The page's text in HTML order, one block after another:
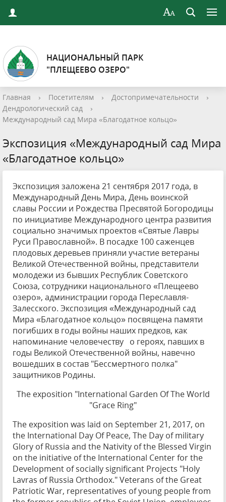
НАЦИОНАЛЬНЫЙ ПАРК
"ПЛЕЩЕЕВО ОЗЕРО"
Главная › Посетителям › Достопримечательности
›
Дендрологический сад
›
Международный сад Мира «Благодатное кольцо»
Экспозиция «Международный сад Мира
«Благодатное кольцо»
Экспозиция заложена 21 сентября 2017 года, в
Международный День Мира, День воинской
славы России и Рождества Пресвятой Богородицы
по инициативе Международного центра развития
социально значимых проектов «Святые Лавры
Руси Православной». В посадке 100 саженцев
плодовых деревьев приняли участие ветераны
Великой Отечественной войны, представители
молодежи из бывших Республик Советского
Союза, сотрудники национального «Плещеево
озеро», администрации города Переславля-
Залесского. Экспозиция «Международный сад
Мира «Благодатное кольцо» посвящена памяти
погибших в годы войны наших предков, как
напоминание человечеству о героях, павших в
годы Великой Отечественной войны, навечно
вошедших в состав "Бессмертного полка"
защитников Родины.
The exposition "International Garden Of The World
"Grace Ring"
The exposition was laid on September 21, 2017, on
the International Day Of Peace, The Day of military
Glory of Russia and the Nativity of the Blessed Virgin
on the initiative of the International Center for the
Development of socially significant Projects "Holy
Lavras of Russia Orthodox." Veterans of the Great
Patriotic War, representatives of young people from